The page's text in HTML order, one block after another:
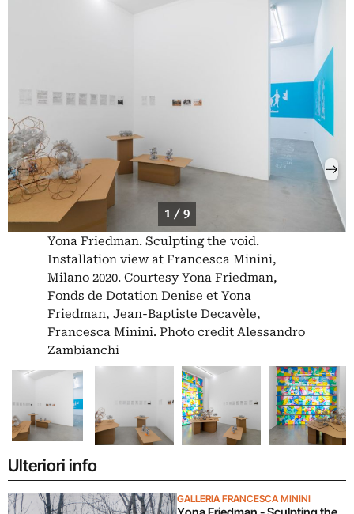
1 / 9
Yona Friedman. Sculpting the void.
Installation view at Francesca Minini,
Milano 2020. Courtesy Yona Friedman,
Fonds de Dotation Denise et Yona
Friedman, Jean-Baptiste Decavèle,
Francesca Minini. Photo credit Alessandro
Zambianchi
Ulteriori info
GALLERIA FRANCESCA MININI